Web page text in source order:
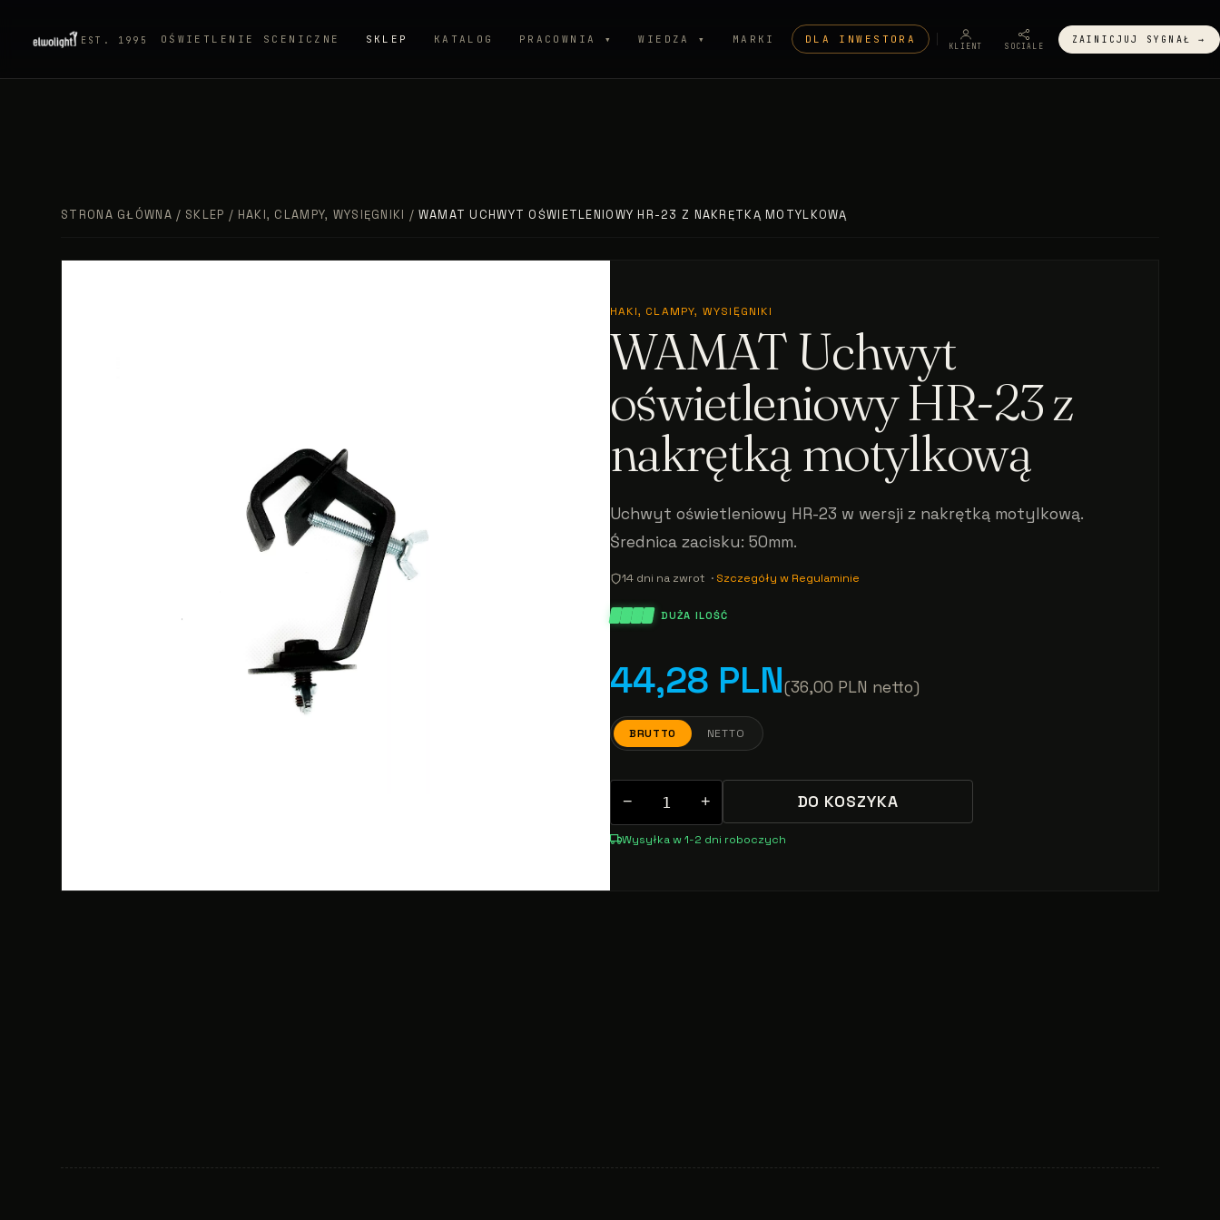
EST. 1995 OŚWIETLENIE SCENICZNE SKLEP KATALOG PRACOWNIA ▾ WIEDZA ▾ MARKI DLA INWESTORA
KLIENT SOCIALE
ZAINICJUJ SYGNAŁ →
STRONA GŁÓWNA / SKLEP / HAKI, CLAMPY, WYSIĘGNIKI / WAMAT UCHWYT OŚWIETLENIOWY HR-23 Z NAKRĘTKĄ MOTYLKOWĄ
HAKI, CLAMPY, WYSIĘGNIKI
WAMAT Uchwyt
oświetleniowy HR-23 z
nakrętką motylkową
Uchwyt oświetleniowy HR-23 w wersji z nakrętką motylkową.
Średnica zacisku: 50mm.
14 dni na zwrot · Szczegóły w Regulaminie
DUŻA ILOŚĆ
44,28 PLN(36,00 PLN netto)
BRUTTO NETTO
− + DO KOSZYKA
Wysyłka w 1-2 dni roboczych